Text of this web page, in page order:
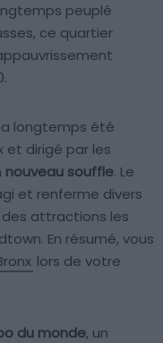
peuplé
ce quartier
a longtemps été
et dirigé par les
nouveau souffle. Le
et renferme divers
des attractions les
En résumé, vous
lors de votre
du monde, un